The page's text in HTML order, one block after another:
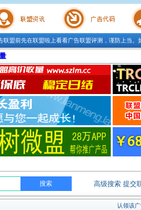
广告代码 站长
联盟前先在联盟啦上看看广告联盟评测，谨防上当
高级搜索 提交
认领该